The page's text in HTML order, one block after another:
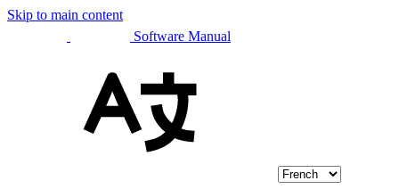
Skip to main content
Software Manual